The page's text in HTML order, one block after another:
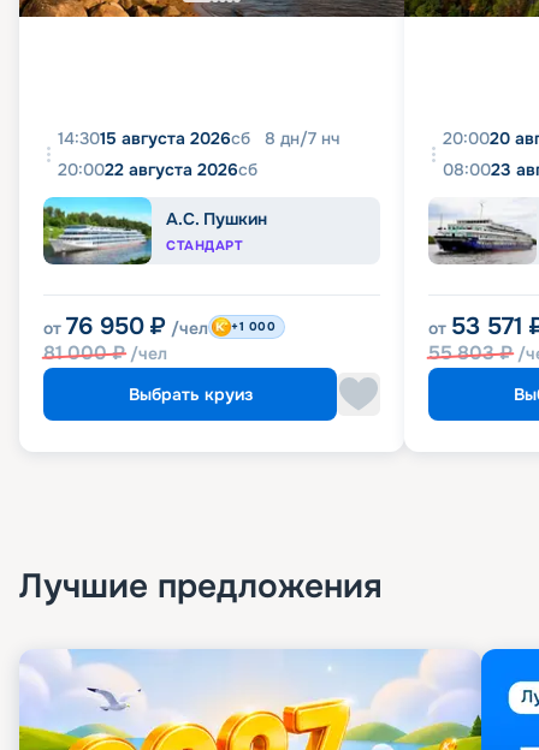
14:3015 августа 2026сб 8 дн/7 нч
20:0022 августа 2026сб
А.С. Пушкин
СТАНДАРТ
от 76 950 ₽ /чел
81 000₽ /чел
+1 000
Выбрать круиз
20:0020
08:0023
от 53 571
55 803₽ /
Лучшие предложения